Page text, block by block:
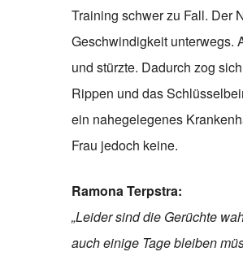
Training schwer zu Fall. Der
Geschwindigkeit unterwegs.
und stürzte. Dadurch zog
Rippen und das
ein nahegelegenes
Frau jedoch keine.
Ramona Terpstra:
„Leider sind die Gerüchte
auch einige Tage bleiben